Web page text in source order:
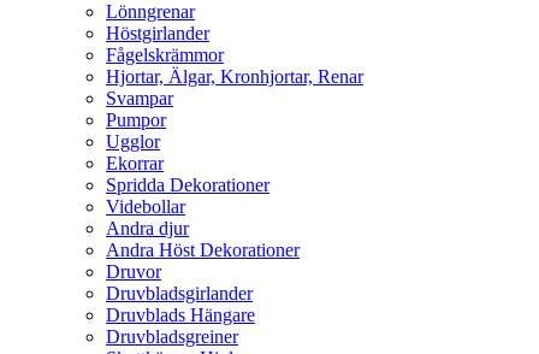
Lönngrenar
Höstgirlander
Fågelskrämmor
Hjortar, Älgar, Kronhjortar, Renar
Svampar
Pumpor
Ugglor
Ekorrar
Spridda Dekorationer
Videbollar
Andra djur
Andra Höst Dekorationer
Druvor
Druvbladsgirlander
Druvblads Hängare
Druvbladsgreiner